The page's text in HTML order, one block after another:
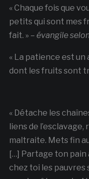
« Chaque fois que
petits qui sont mes
fait. » – évangile
« La patience est
dont les fruits sont
« Détache les
liens de l’esclavage,
maltraite. Mets fin
[…] Partage ton pain
chez toi les pauvres